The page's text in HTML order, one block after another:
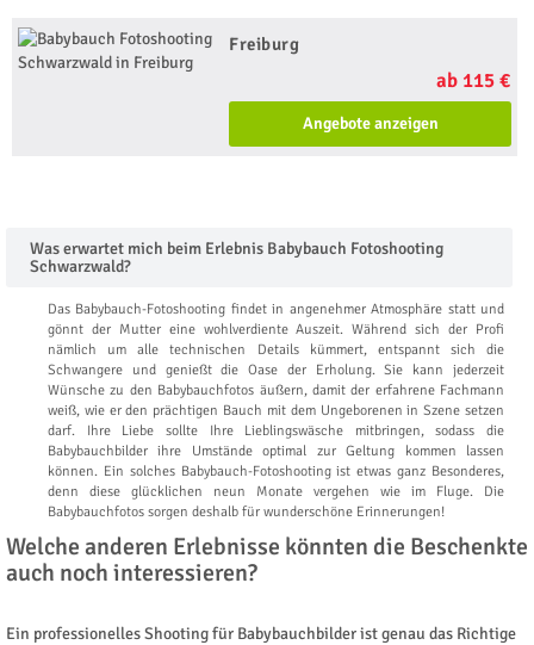
Freiburg
ab 115 €
Angebote anzeigen
Was erwartet mich beim Erlebnis Babybauch Fotoshooting
Schwarzwald?
Das Babybauch-Fotoshooting findet in angenehmer Atmosphäre statt und
gönnt der Mutter eine wohlverdiente Auszeit. Während sich der Profi
nämlich um alle technischen Details kümmert, entspannt sich die
Schwangere und genießt die Oase der Erholung. Sie kann jederzeit
Wünsche zu den Babybauchfotos äußern, damit der erfahrene Fachmann
weiß, wie er den prächtigen Bauch mit dem Ungeborenen in Szene setzen
darf. Ihre Liebe sollte Ihre Lieblingswäsche mitbringen, sodass die
Babybauchbilder ihre Umstände optimal zur Geltung kommen lassen
können. Ein solches Babybauch-Fotoshooting ist etwas ganz Besonderes,
denn diese glücklichen neun Monate vergehen wie im Fluge. Die
Babybauchfotos sorgen deshalb für wunderschöne Erinnerungen!
Welche anderen Erlebnisse könnten die Beschenkte
auch noch interessieren?
Ein professionelles Shooting für Babybauchbilder ist genau das Richtige